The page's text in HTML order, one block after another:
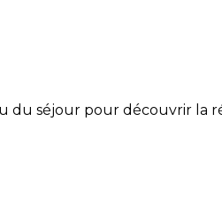
du séjour pour découvrir la